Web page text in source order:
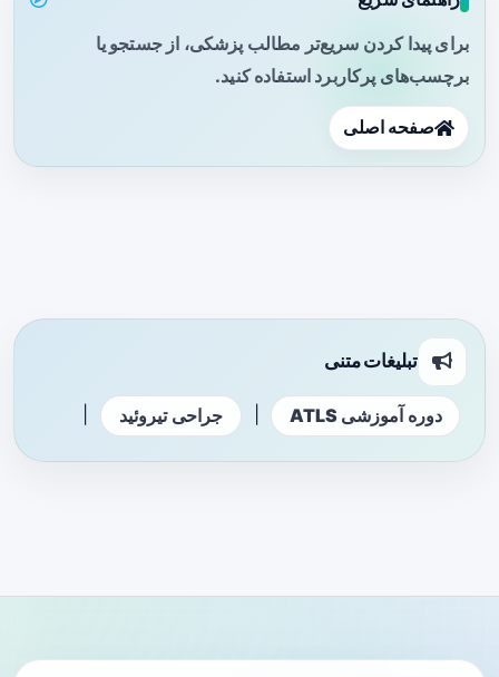
برای پیدا کردن سریع‌تر مطالب پزشکی، از جستجو یا
برچسب‌های پرکاربرد استفاده کنید.
صفحه اصلی
تبلیغات متنی
دوره آموزشی ATLS جراحی تیروئید